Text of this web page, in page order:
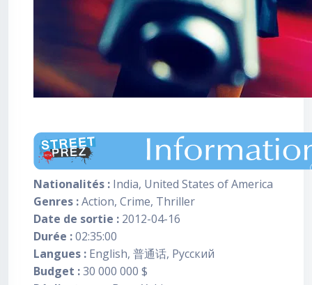
Nationalités : India, United States of America
Genres :Action, Crime, Thriller
Date de sortie : 2012-04-16
Durée :02:35:00
Langues : English, 普通话, Pусский
Budget :30 000 000 $